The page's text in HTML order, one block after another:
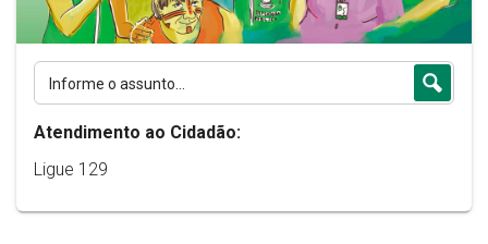
Atendimento ao Cidadão:
Ligue 129